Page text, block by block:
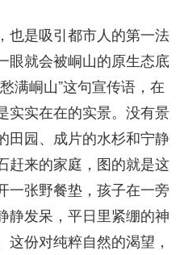
也是吸引都市人的第一法
眼就会被峒山的原生态底
满峒山”这句宣传语，在
实实在在的实景。没有景
田园、成片的水杉和宁静
赶来的家庭，图的就是这
一张野餐垫，孩子在一旁
静发呆，平日里紧绷的神
份对纯粹自然的渴望，